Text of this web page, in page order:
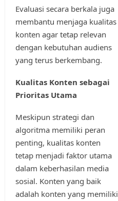
Evaluasi secara berkala juga
membantu menjaga kualitas
konten agar tetap relevan
dengan kebutuhan audiens
yang terus berkembang.
Kualitas Konten sebagai
Prioritas Utama
Meskipun strategi dan
algoritma memiliki peran
penting, kualitas konten
tetap menjadi faktor utama
dalam keberhasilan media
sosial. Konten yang baik
adalah konten yang memiliki